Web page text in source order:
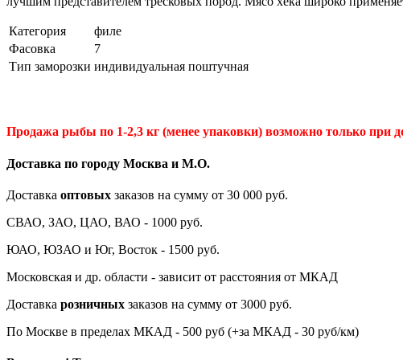
Категория
филе
Фасовка
7
Тип заморозки индивидуальная поштучная
Продажа рыбы по 1-2,3 кг (менее упаковки) возможно только при
Доставка по городу Москва и М.О.
Доставка оптовых заказов на сумму от 30 000 руб.
СВАО, ЗАО, ЦАО, ВАО - 1000 руб.
ЮАО, ЮЗАО и Юг, Восток - 1500 руб.
Московская и др. области - зависит от расстояния от МКАД
Доставка розничных заказов на сумму от 3000 руб.
По Москве в пределах МКАД - 500 руб (+за МКАД - 30 руб/км)